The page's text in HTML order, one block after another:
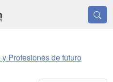
Profesiones de futuro